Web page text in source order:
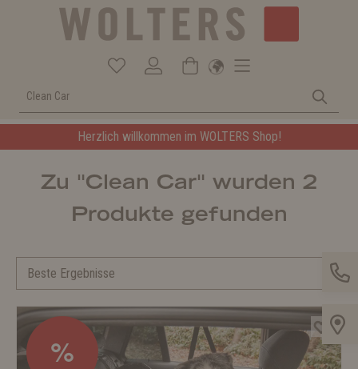
Herzlich willkommen im WOLTERS Shop!
Zu "Clean Car" wurden 2
Produkte gefunden
%